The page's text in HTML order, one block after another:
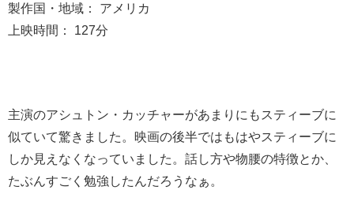
製作国・地域： アメリカ
上映時間： 127分
主演のアシュトン・カッチャーがあまりにもスティーブに
似ていて驚きました。映画の後半ではもはやスティーブに
しか見えなくなっていました。話し方や物腰の特徴とか、
たぶんすごく勉強したんだろうなぁ。